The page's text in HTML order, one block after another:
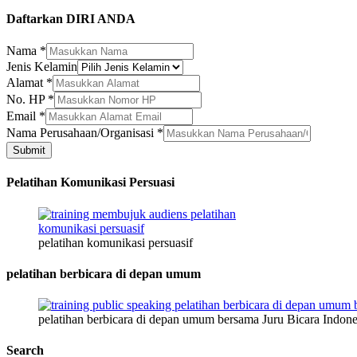
Daftarkan DIRI ANDA
Nama *
Jenis Kelamin
Alamat *
No. HP *
Nama
HP
Alamat
Email *
Nama Perusahaan/Organisasi *
Submit
Pelatihan Komunikasi Persuasi
pelatihan komunikasi persuasif
pelatihan berbicara di depan umum
pelatihan berbicara di depan umum bersama Juru Bicara
Search